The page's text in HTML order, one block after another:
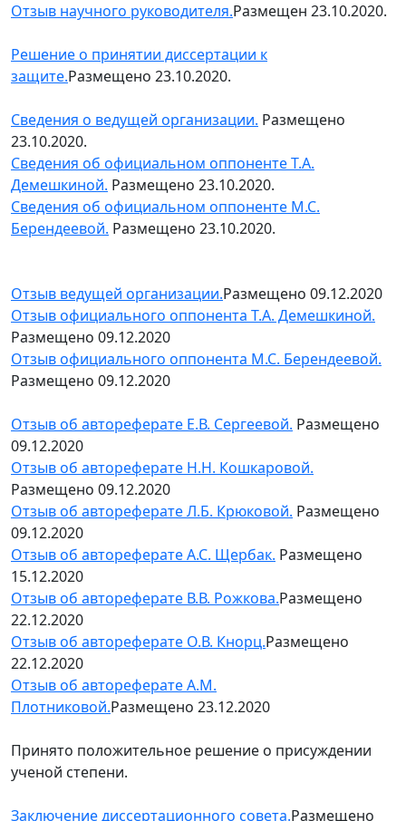
Отзыв научного руководителя.Размещен 23.10.2020.
Решение о принятии диссертации к
защите.Размещено 23.10.2020.
Сведения о ведущей организации. Размещено
23.10.2020.
Сведения об официальном оппоненте Т.А.
Демешкиной. Размещено 23.10.2020.
Сведения об официальном оппоненте М.С.
Берендеевой. Размещено 23.10.2020.
Отзыв ведущей организации.Размещено 09.12.2020
Отзыв официального оппонента Т.А. Демешкиной.
Размещено 09.12.2020
Отзыв официального оппонента М.С. Берендеевой.
Размещено 09.12.2020
Отзыв об автореферате Е.В. Сергеевой. Размещено
09.12.2020
Отзыв об автореферате Н.Н. Кошкаровой.
Размещено 09.12.2020
Отзыв об автореферате Л.Б. Крюковой. Размещено
09.12.2020
Отзыв об автореферате А.С. Щербак. Размещено
15.12.2020
Отзыв об автореферате В.В. Рожкова.Размещено
22.12.2020
Отзыв об автореферате О.В. Кнорц.Размещено
22.12.2020
Отзыв об автореферате А.М.
Плотниковой.Размещено 23.12.2020
Принято положительное решение о присуждении
ученой степени.
Заключение диссертационного совета.Размещено